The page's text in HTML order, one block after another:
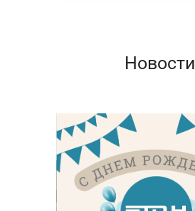
Новости